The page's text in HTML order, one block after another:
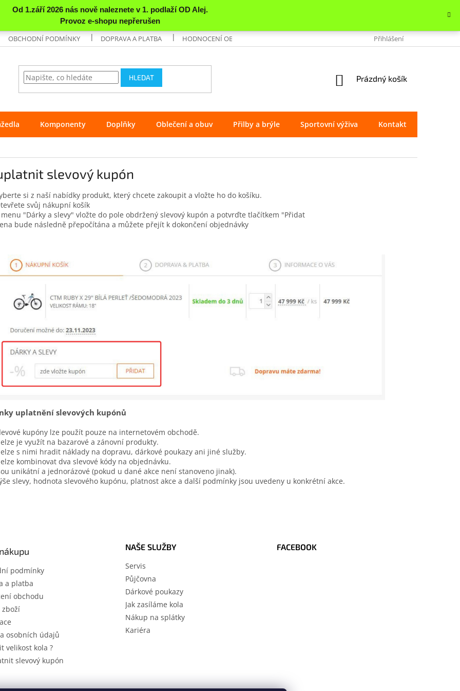
OBCHODNÍ PODMÍNKY DOPRAVA A PLATBA HODNOCENÍ OBCHODU REKLAMACE OCHRANA
Přihlášení
HLEDAT
NÁKUPNÍ
Prázdný košík
Komponenty Doplňky Oblečení a obuv Přilby a brýle Sportovní výživa Kontakt
slevový kupón
si z naší nabídky produkt, který chcete zakoupit a vložte ho do košíku.
svůj nákupní košík
menu "Dárky a slevy" vložte do pole obdržený slevový kupón a potvrďte tlačítkem "Přidat
bude následně přepočítána a můžete přejít k dokončení objednávky
uplatnění slevových kupónů
kupóny lze použít pouze na internetovém obchodě.
je využít na bazarové a zánovní produkty.
s nimi hradit náklady na dopravu, dárkové poukazy ani jiné služby.
kombinovat dva slevové kódy na objednávku.
unikátní a jednorázové (pokud u dané akce není stanoveno jinak).
slevy, hodnota slevového kupónu, platnost akce a další podmínky jsou uvedeny u konkrétní akce.
podmínky
a platba
obchodu
zboží
osobních údajů
velikost kola ?
slevový kupón
NAŠE SLUŽBY
Servis
Půjčovna
Dárkové poukazy
Jak zasíláme kola
Nákup na splátky
Kariéra
FACEBOOK